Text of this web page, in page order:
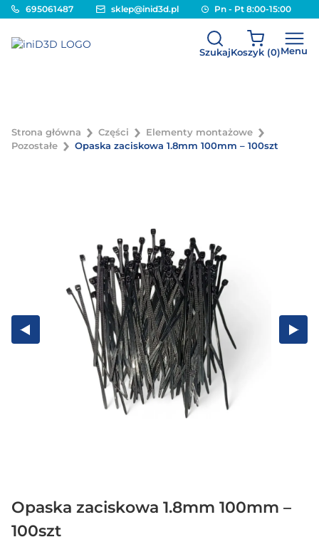
695061487 sklep@inid3d.pl Pn - Pt 8:00-15:00
SzukajKoszyk (0)Menu
Strona główna Części
Elementy montażowe
Pozostałe
Opaska zaciskowa 1.8mm 100mm – 100szt
Opaska zaciskowa 1.8mm 100mm –
100szt